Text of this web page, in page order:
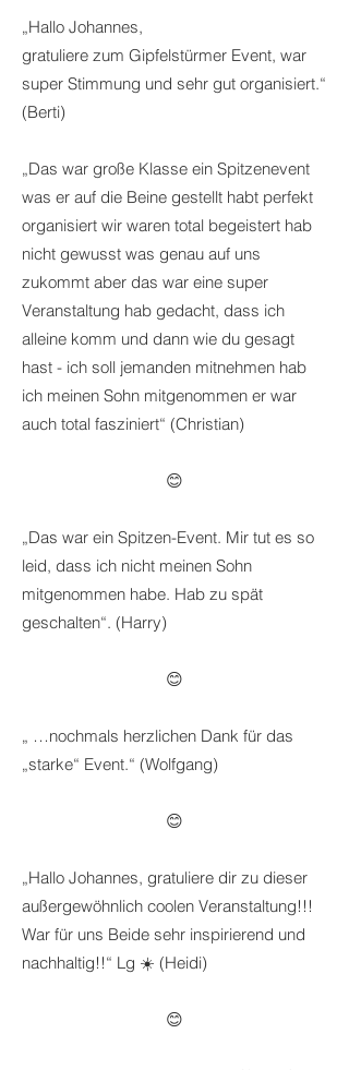
„Hallo Johannes,
gratuliere zum Gipfelstürmer Event, war
super Stimmung und sehr gut organisiert.“
(Berti)
„Das war große Klasse ein Spitzenevent
was er auf die Beine gestellt habt perfekt
organisiert wir waren total begeistert hab
nicht gewusst was genau auf uns
zukommt aber das war eine super
Veranstaltung hab gedacht, dass ich
alleine komm und dann wie du gesagt
hast - ich soll jemanden mitnehmen hab
ich meinen Sohn mitgenommen er war
auch total fasziniert“ (Christian)
😊
„Das war ein Spitzen-Event. Mir tut es so
leid, dass ich nicht meinen Sohn
mitgenommen habe. Hab zu spät
geschalten“. (Harry)
😊
„ …nochmals herzlichen Dank für das
„starke“ Event.“ (Wolfgang)
😊
„Hallo Johannes, gratuliere dir zu dieser
außergewöhnlich coolen Veranstaltung!!!
War für uns Beide sehr inspirierend und
nachhaltig!!“ Lg ☀️ (Heidi)
😊